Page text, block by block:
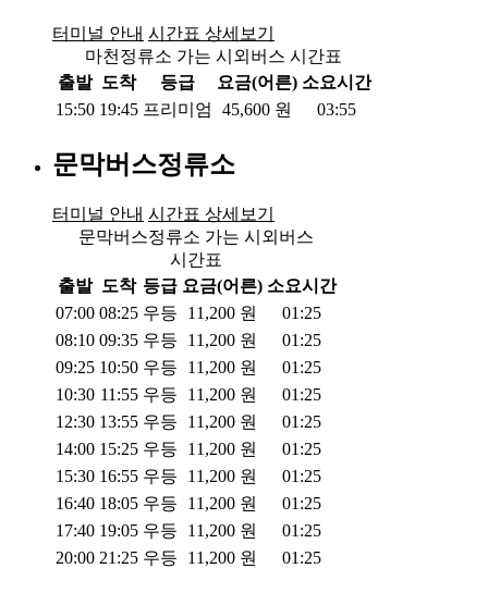
터미널 안내 시간표 상세보기
마천정류소 가는 시외버스 시간표
출발 도착 등급 요금(어른) 소요시간
15:50 19:45 프리미엄 45,600 원 03:55
문막버스정류소
터미널 안내 시간표 상세보기
문막버스정류소 가는 시외버스
시간표
출발 도착 등급 요금(어른) 소요시간
07:00 08:25 우등 11,200 원
01:25
08:10 09:35 우등 11,200 원
01:25
09:25 10:50 우등 11,200 원
01:25
10:30 11:55 우등 11,200 원
01:25
12:30 13:55 우등 11,200 원
01:25
14:00 15:25 우등 11,200 원
01:25
15:30 16:55 우등 11,200 원
01:25
16:40 18:05 우등 11,200 원
01:25
17:40 19:05 우등 11,200 원
01:25
20:00 21:25 우등 11,200 원 01:25